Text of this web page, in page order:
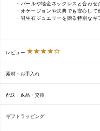
・パールや地金ネックレスと合わ
・オケージョンや式典でも安心し
・誕生石ジュエリーを贈る特別なギ
レビュー
素材・お手入れ
配送・返品・交換
ギフトラッピング